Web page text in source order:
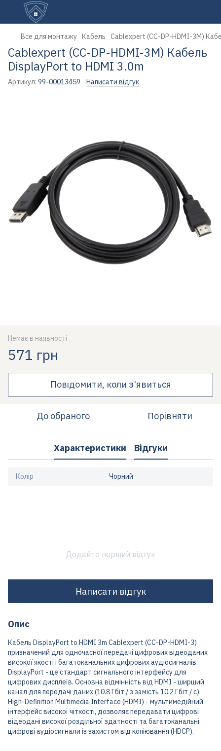
Все для монтажу Кабель Cablexpert (CC-DP-HDMI-3M)
Cablexpert (CC-DP-HDMI-3M) Кабель
DisplayPort to HDMI 3.0m
Артикул: 99-00013459 Написати відгук
Немає в наявності
571 грн
Повідомити, коли з'явиться
До обраного Порівняти
Характеристики Відгуки
Колір Чорний
Додайте перший відгук
Написати відгук
Опис
Кабель DisplayPort to HDMI 3m Cablexpert (CC-DP-HDMI-3)
призначений для одночасної передачі цифрових відеоданих
високої якості і багатоканальних цифрових аудіосигналів.
DisplayPort - це стандарт сигнального інтерфейсу для
цифрових дисплеїв. Основна відмінність від HDMI - ширший
канал для передачі даних (10.8 Гбіт / з замість 10.2 Гбіт / с).
High-Definition Multimedia Interface (HDMI) - мультимедійний
інтерфейс високої чіткості, дозволяє передавати цифрові
відеодані високої роздільної здатності та багатоканальні
цифрові аудіосигнали із захистом від копіювання (HDCP).